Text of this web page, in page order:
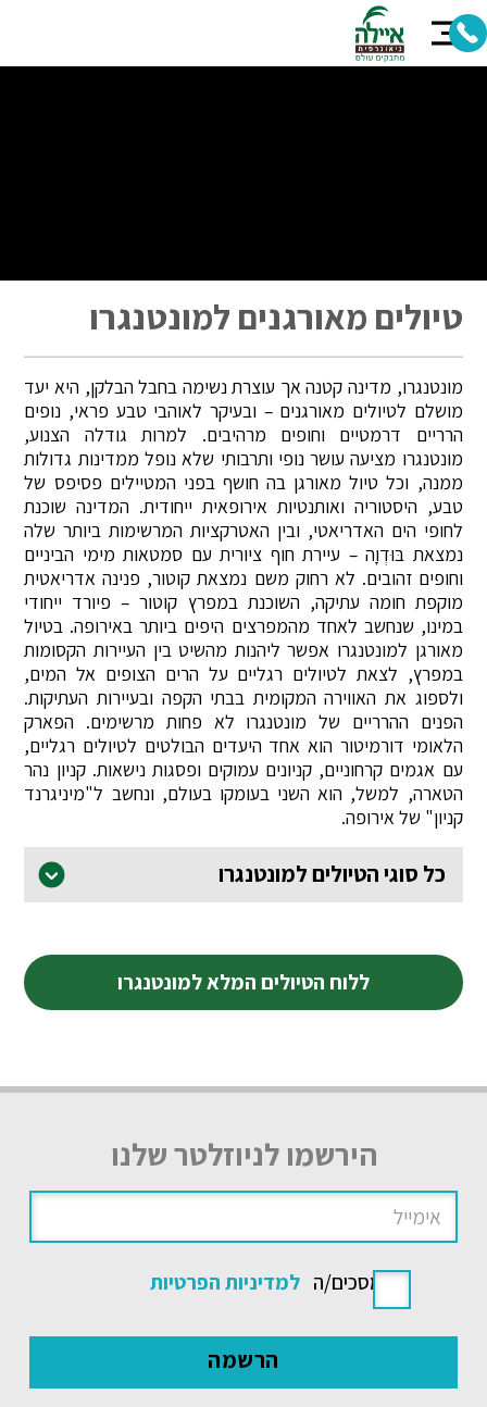
טיולים מאורגנים למונטנגרו
מונטנגרו, מדינה קטנה אך עוצרת נשימה בחבל הבלקן, היא יעד
מושלם לטיולים מאורגנים – ובעיקר לאוהבי טבע פראי, נופים
הרריים דרמטיים וחופים מרהיבים. למרות גודלה הצנוע,
מונטנגרו מציעה עושר נופי ותרבותי שלא נופל ממדינות גדולות
ממנה, וכל טיול מאורגן בה חושף בפני המטיילים פסיפס של
טבע, היסטוריה ואותנטיות אירופאית ייחודית. המדינה שוכנת
לחופי הים האדריאטי, ובין האטרקציות המרשימות ביותר שלה
נמצאת בּוּדְוָה – עיירת חוף ציורית עם סמטאות מימי הביניים
וחופים זהובים. לא רחוק משם נמצאת קוטור, פנינה אדריאטית
מוקפת חומה עתיקה, השוכנת במפרץ קוטור – פיורד ייחודי
במינו, שנחשב לאחד מהמפרצים היפים ביותר באירופה. בטיול
מאורגן למונטנגרו אפשר ליהנות מהשיט בין העיירות הקסומות
במפרץ, לצאת לטיולים רגליים על הרים הצופים אל המים,
ולספוג את האווירה המקומית בבתי הקפה ובעיירות העתיקות.
הפנים ההרריים של מונטנגרו לא פחות מרשימים. הפארק
הלאומי דורמיטור הוא אחד היעדים הבולטים לטיולים רגליים,
עם אגמים קרחוניים, קניונים עמוקים ופסגות נישאות. קניון נהר
הטארה, למשל, הוא השני בעומקו בעולם, ונחשב ל"מיניגרנד
קניון" של אירופה.
כל סוגי הטיולים למונטנגרו
ללוח הטיולים המלא למונטנגרו
הירשמו לניוזלטר שלנו
אני מסכים/ה למדיניות הפרטיות